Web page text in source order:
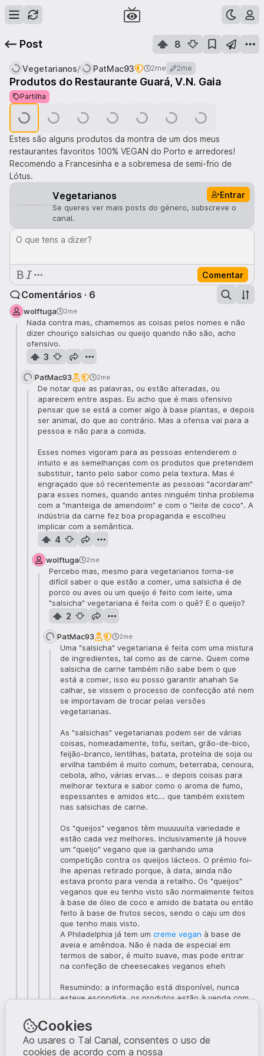
Post 8
Vegetarianos/ PatMac93 2me 2me
Produtos do Restaurante Guará, V.N. Gaia
Partilha
1de7
Estes são alguns produtos da montra de um dos meus
restaurantes favoritos 100% VEGAN do Porto e arredores!
Recomendo a Francesinha e a sobremesa de semi-frio de
Lótus.
Vegetarianos Entrar
Se queres ver mais posts do género, subscreve o
canal.
O que tens a dizer?
Comentar
Comentários · 6
wolftuga 2me
Nada contra mas, chamemos as coisas pelos nomes e não
dizer chouriço salsichas ou queijo quando não são, acho
ofensivo.
3
PatMac93 2me
De notar que as palavras, ou estão alteradas, ou
aparecem entre aspas. Eu acho que é mais ofensivo
pensar que se está a comer algo à base plantas, e depois
ser animal, do que ao contrário. Mas a ofensa vai para a
pessoa e não para a comida.
Esses nomes vigoram para as pessoas entenderem o
intuito e as semelhanças com os produtos que pretendem
substituir, tanto pelo sabor como pela textura. Mas é
engraçado que só recentemente as pessoas "acordaram"
para esses nomes, quando antes ninguém tinha problema
com a "manteiga de amendoim" e com o "leite de coco". A
indústria da carne fez boa propaganda e escolheu
implicar com a semântica.
4
wolftuga 2me
Percebo mas, mesmo para vegetarianos torna-se
difícil saber o que estão a comer, uma salsicha é de
porco ou aves ou um queijo é feito com leite, uma
"salsicha" vegetariana é feita com o quê? E o queijo?
2
PatMac93 2me
Uma "salsicha" vegetariana é feita com uma mistura
de ingredientes, tal como as de carne. Quem come
salsicha de carne também não sabe bem o que
está a comer, isso eu posso garantir ahahah Se
calhar, se vissem o processo de confecção até nem
se importavam de trocar pelas versões
vegetarianas.
As "salsichas" vegetarianas podem ser de várias
coisas, nomeadamente, tofu, seitan, grão-de-bico,
feijão-branco, lentilhas, batata, proteína de soja ou
ervilha também é muito comum, beterraba, cenoura,
cebola, alho, várias ervas... e depois coisas para
melhorar textura e sabor como o aroma de fumo,
espessantes e amidos etc... que também existem
nas salsichas de carne.
Os "queijos" veganos têm muuuuuita variedade e
estão cada vez melhores. Inclusivamente já houve
um "queijo" vegano que ia ganhando uma
competição contra os queijos lácteos. O prémio foi-
lhe apenas retirado porque, à data, ainda não
estava pronto para venda a retalho. Os "queijos"
veganos que eu tenho visto são normalmente feitos
à base de óleo de coco e amido de batata ou então
feito à base de frutos secos, sendo o caju um dos
que tenho mais visto.
A Philadelphia já tem um creme vegan à base de
aveia e amêndoa. Não é nada de especial em
termos de sabor, é muito suave, mas pode entrar
na confeção de cheesecakes veganos eheh
Resumindo: a informação está disponível, nunca
esteve escondida, os produtos estão à venda com
dúvidas relativamente aos ingredientes utilizados, é
só conferir a etiqueta.
4
Cookies
Ao usares o Tal Canal, consentes o uso de
cookies de acordo com a nossa